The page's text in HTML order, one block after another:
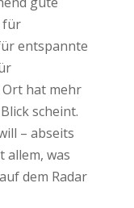
für
entspannte
hat mehr
scheint.
– abseits
allem, was
dem Radar